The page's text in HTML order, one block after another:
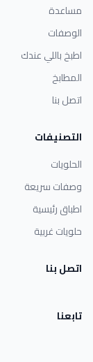
مساعدة
الوصفات
اطبخ باللي عندك
المطابخ
اتصل بنا
التصنيفات
الحلويات
وصفات سريعة
اطباق رئيسية
حلويات غربية
اتصل بنا
تابعنا